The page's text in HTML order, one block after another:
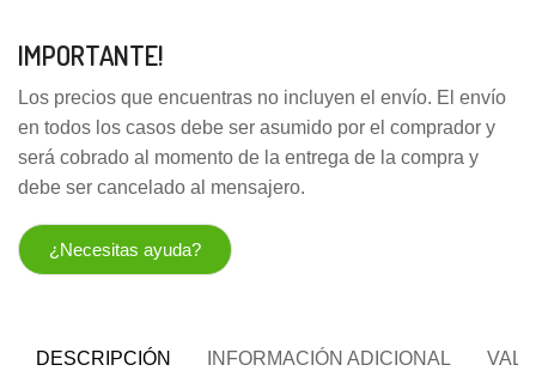
IMPORTANTE!
Los precios que encuentras no incluyen el envío. El envío
en todos los casos debe ser asumido por el comprador y
será cobrado al momento de la entrega de la compra y
debe ser cancelado al mensajero.
¿Necesitas ayuda?
DESCRIPCIÓN INFORMACIÓN ADICIONAL